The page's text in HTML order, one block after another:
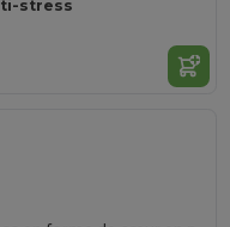
stress